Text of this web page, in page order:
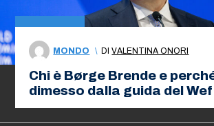
MONDO \ DIVALENTINA ONORI
Chi è Børge Brende e
dimesso dalla guida del Wef